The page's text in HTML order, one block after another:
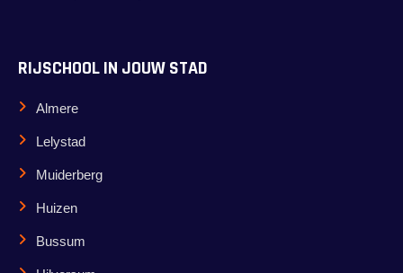
RIJSCHOOL IN JOUW STAD
Almere
Lelystad
Muiderberg
Huizen
Bussum